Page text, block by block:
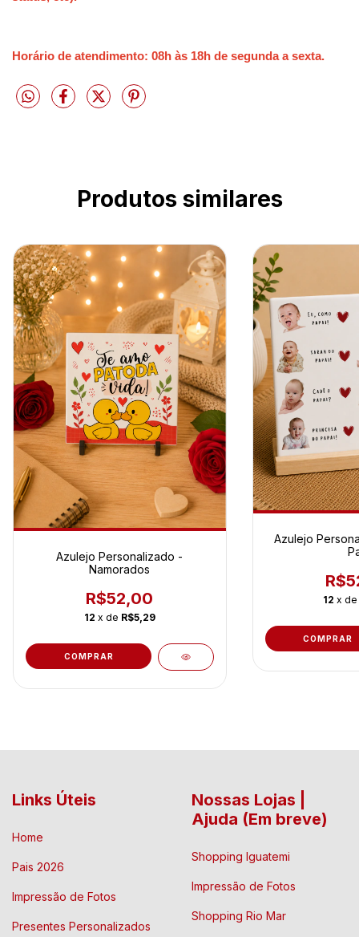
Horário de atendimento: 08h às 18h de segunda a sexta.
Produtos similares
Azulejo Personalizado -
Namorados
R$52,00
12 x de R$5,29
COMPRAR
Azulejo
12 x
COMPRAR
Links Úteis
Home
Pais 2026
Impressão de Fotos
Presentes Personalizados
Nossas Lojas |
Ajuda (Em breve)
Shopping Iguatemi
Impressão de Fotos
Shopping Rio Mar